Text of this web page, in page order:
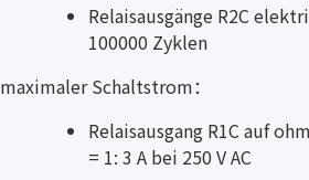
Relaisausgänge R2C
100000 Zyklen
maximaler Schaltstrom：
Relaisausgang R1C auf
= 1: 3 A bei 250 V AC